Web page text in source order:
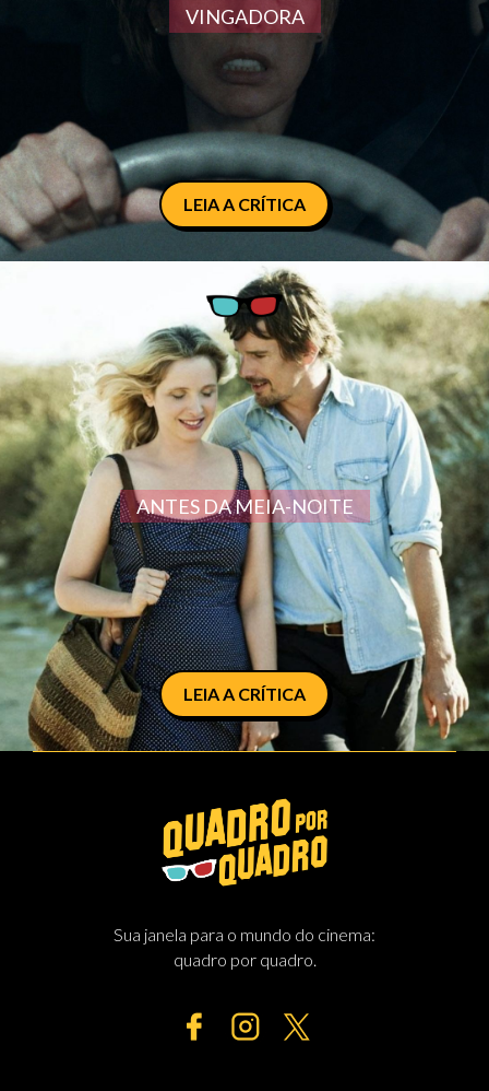
VINGADORA
LEIA A CRÍTICA
ANTES DA MEIA-NOITE
LEIA A CRÍTICA
Sua janela para o mundo do cinema:
quadro por quadro.